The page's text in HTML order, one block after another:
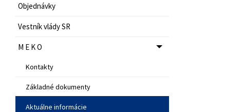
Objednávky
Vestník vlády SR
M E K O
Kontakty
Základné dokumenty
Aktuálne informácie